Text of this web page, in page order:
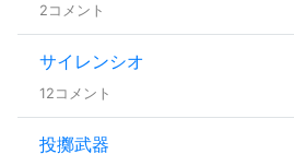
2コメント
サイレンシオ
12コメント
投擲武器